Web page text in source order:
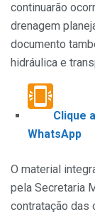
continuarão
drenagem
documento
hidráulica e
Clique
WhatsApp
O material
pela Secretaria
contratação das